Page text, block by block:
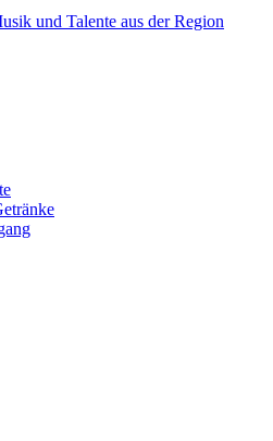
und Talente aus der Region